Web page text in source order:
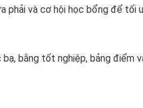
phải và cơ hội học bổng để tối
bằng tốt nghiệp, bảng